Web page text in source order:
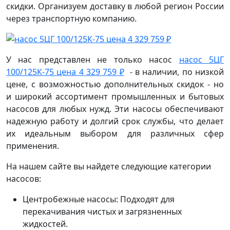
скидки. Организуем доставку в любой регион России
через транспортную компанию.
У нас представлен не только насос насос 5ЦГ
100/125К-75 цена 4 329 759 ₽- в наличии, по низкой
цене, с возможностью дополнительных скидок - но
и широкий ассортимент промышленных и бытовых
насосов для любых нужд. Эти насосы обеспечивают
надежную работу и долгий срок службы, что делает
их идеальным выбором для различных сфер
применения.
На нашем сайте вы найдете следующие категории
насосов:
Центробежные насосы: Подходят для
перекачивания чистых и загрязненных
жидкостей.